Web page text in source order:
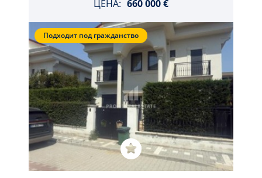
ЦЕНА: 660 000 €
Подходит под гражданство